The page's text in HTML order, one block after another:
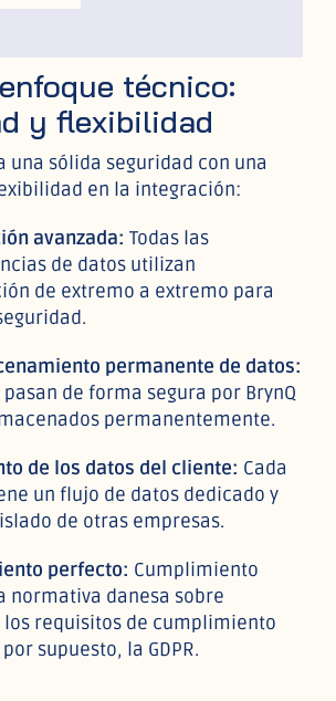
técnico:
y flexibilidad
una sólida seguridad con una
en la integración:
avanzada: Todas las
de datos utilizan
de extremo a extremo para
permanente de datos:
pasan de forma segura por BrynQ
permanentemente.
de los datos del cliente: Cada
un flujo de datos dedicado y
de otras empresas.
perfecto: Cumplimiento
normativa danesa sobre
los requisitos de cumplimiento
supuesto, la GDPR.